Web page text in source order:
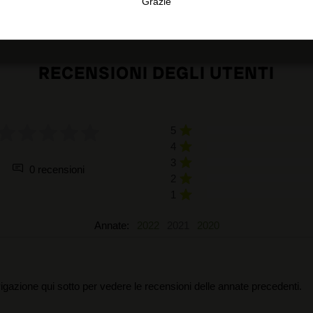
RECENSIONI DEGLI UTENTI
0 recensioni
Annate:
qui sotto per vedere le recensioni delle annate precedenti.